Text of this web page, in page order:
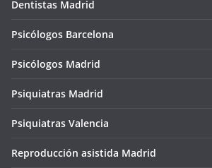
Dentistas Madrid
Psicólogos Barcelona
Psicólogos Madrid
Psiquiatras Madrid
Psiquiatras Valencia
Reproducción asistida Madrid